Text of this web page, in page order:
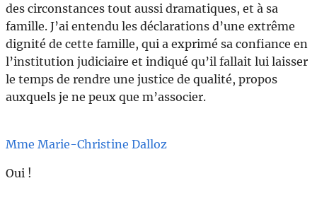
des circonstances tout aussi dramatiques, et à sa
famille. J’ai entendu les déclarations d’une extrême
dignité de cette famille, qui a exprimé sa confiance en
l’institution judiciaire et indiqué qu’il fallait lui laisser
le temps de rendre une justice de qualité, propos
auxquels je ne peux que m’associer.
Mme Marie-Christine Dalloz
Oui !